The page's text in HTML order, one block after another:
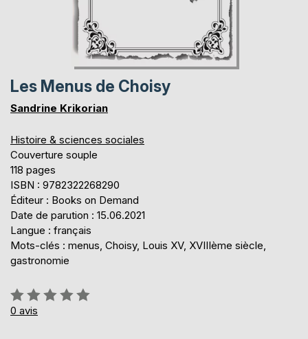
Les Menus de Choisy
Sandrine Krikorian
Histoire & sciences sociales
Couverture souple
118 pages
ISBN : 9782322268290
Éditeur : Books on Demand
Date de parution : 15.06.2021
Langue : français
Mots-clés : menus, Choisy, Louis XV, XVIIIème siècle,
gastronomie
Évaluation:
0%
0 avis